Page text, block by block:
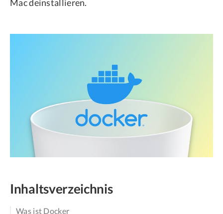
Mac deinstallieren.
Inhaltsverzeichnis
Was ist Docker